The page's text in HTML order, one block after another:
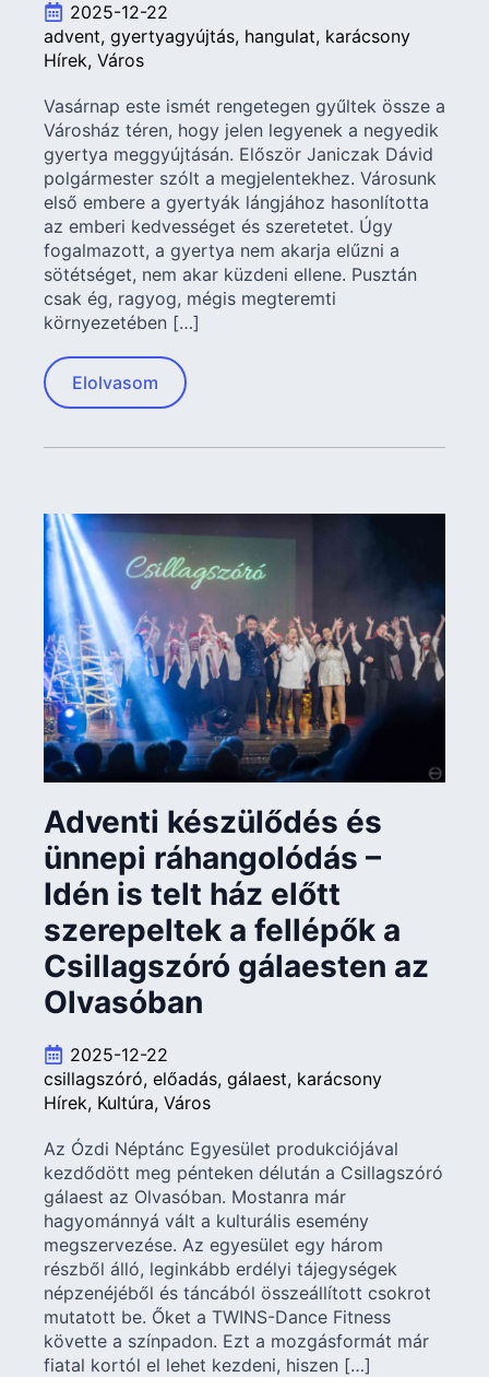
2025-12-22
advent gyertyagyújtás hangulat karácsony
Hírek Város
Vasárnap este ismét rengetegen gyűltek össze a
Városház téren, hogy jelen legyenek a negyedik
gyertya meggyújtásán. Először Janiczak Dávid
polgármester szólt a megjelentekhez. Városunk
első embere a gyertyák lángjához hasonlította
az emberi kedvességet és szeretetet. Úgy
fogalmazott, a gyertya nem akarja elűzni a
sötétséget, nem akar küzdeni ellene. Pusztán
csak ég, ragyog, mégis megteremti
környezetében […]
Elolvasom
Adventi készülődés és
ünnepi ráhangolódás –
Idén is telt ház előtt
szerepeltek a fellépők a
Csillagszóró gálaesten az
Olvasóban
2025-12-22
csillagszóró előadás gálaest karácsony
Hírek Kultúra Város
Az Ózdi Néptánc Egyesület produkciójával
kezdődött meg pénteken délután a Csillagszóró
gálaest az Olvasóban. Mostanra már
hagyománnyá vált a kulturális esemény
megszervezése. Az egyesület egy három
részből álló, leginkább erdélyi tájegységek
népzenéjéből és táncából összeállított csokrot
mutatott be. Őket a TWINS-Dance Fitness
követte a színpadon. Ezt a mozgásformát már
fiatal kortól el lehet kezdeni, hiszen […]